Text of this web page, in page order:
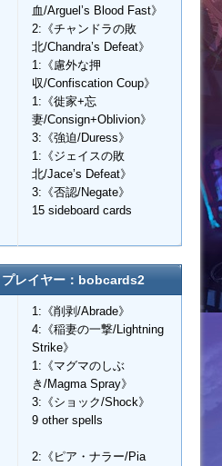
血/Arguel’s Blood Fast》
2:《チャンドラの敗
北/Chandra’s Defeat》
1:《慮外な押
収/Confiscation Coup》
1:《徙家+忘
妻/Consign+Oblivion》
3:《強迫/Duress》
1:《ジェイスの敗
北/Jace’s Defeat》
3:《否認/Negate》
15 sideboard cards
レイヤー：bobcards2
1:《削剥/Abrade》
4:《稲妻の一撃/Lightning
Strike》
1:《マグマのしぶ
き/Magma Spray》
3:《ショック/Shock》
9 other spells
2:《ピア・ナラー/Pia